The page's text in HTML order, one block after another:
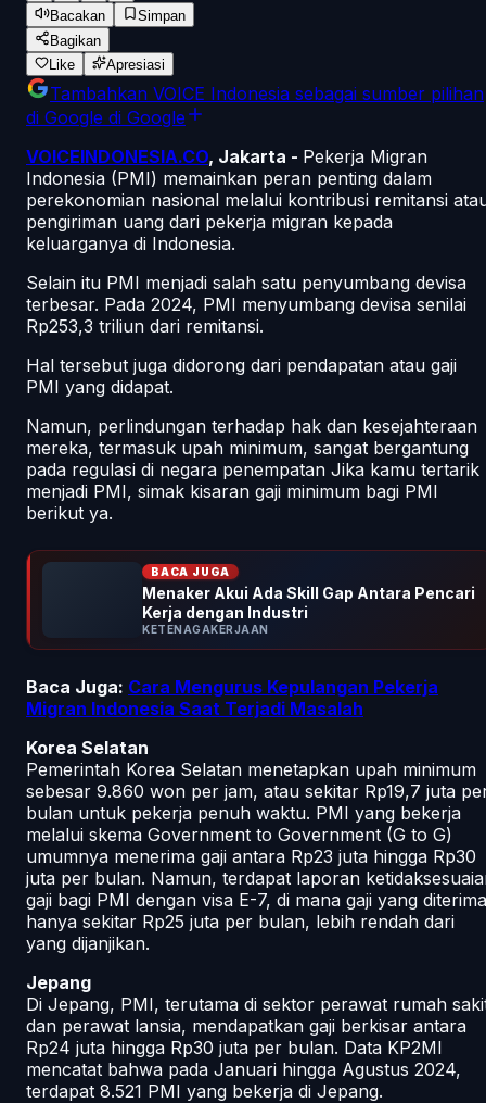
Bacakan
Simpan
Bagikan
Like
Apresiasi
Tambahkan VOICE Indonesia sebagai sumber pilihan
di Google di Google
VOICEINDONESIA.CO, Jakarta - Pekerja Migran
Indonesia (PMI) memainkan peran penting dalam
perekonomian nasional melalui kontribusi remitansi
pengiriman uang dari pekerja migran kepada
keluarganya di Indonesia.
Selain itu PMI menjadi salah satu penyumbang devisa
terbesar. Pada 2024, PMI menyumbang devisa senilai
Rp253,3 triliun dari remitansi.
Hal tersebut juga didorong dari pendapatan atau gaji
PMI yang didapat.
Namun, perlindungan terhadap hak dan kesejahteraan
mereka, termasuk upah minimum, sangat bergantung
pada regulasi di negara penempatan Jika kamu tertarik
menjadi PMI, simak kisaran gaji minimum bagi PMI
berikut ya.
BACA JUGA
Menaker Akui Ada Skill Gap Antara Pencari
Kerja dengan Industri
KETENAGAKERJAAN
Baca Juga: Cara Mengurus Kepulangan Pekerja
Migran Indonesia Saat Terjadi Masalah
Korea Selatan
Pemerintah Korea Selatan menetapkan upah minimum
sebesar 9.860 won per jam, atau sekitar Rp19,7 juta
bulan untuk pekerja penuh waktu. PMI yang bekerja
melalui skema Government to Government (G to G)
umumnya menerima gaji antara Rp23 juta hingga Rp30
juta per bulan. Namun, terdapat laporan
gaji bagi PMI dengan visa E-7, di mana gaji yang diterima
hanya sekitar Rp25 juta per bulan, lebih rendah dari
yang dijanjikan.
Jepang
Di Jepang, PMI, terutama di sektor perawat rumah
dan perawat lansia, mendapatkan gaji berkisar antara
Rp24 juta hingga Rp30 juta per bulan. Data KP2MI
mencatat bahwa pada Januari hingga Agustus 2024,
terdapat 8.521 PMI yang bekerja di Jepang.